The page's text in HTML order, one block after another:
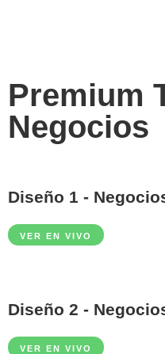
Premium
Negocios
Diseño 1 -
VER EN VIVO
Diseño 2 -
VER EN VIVO